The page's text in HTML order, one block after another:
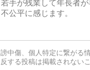
中傷、個人特定に繋がる
する投稿は掲載されない